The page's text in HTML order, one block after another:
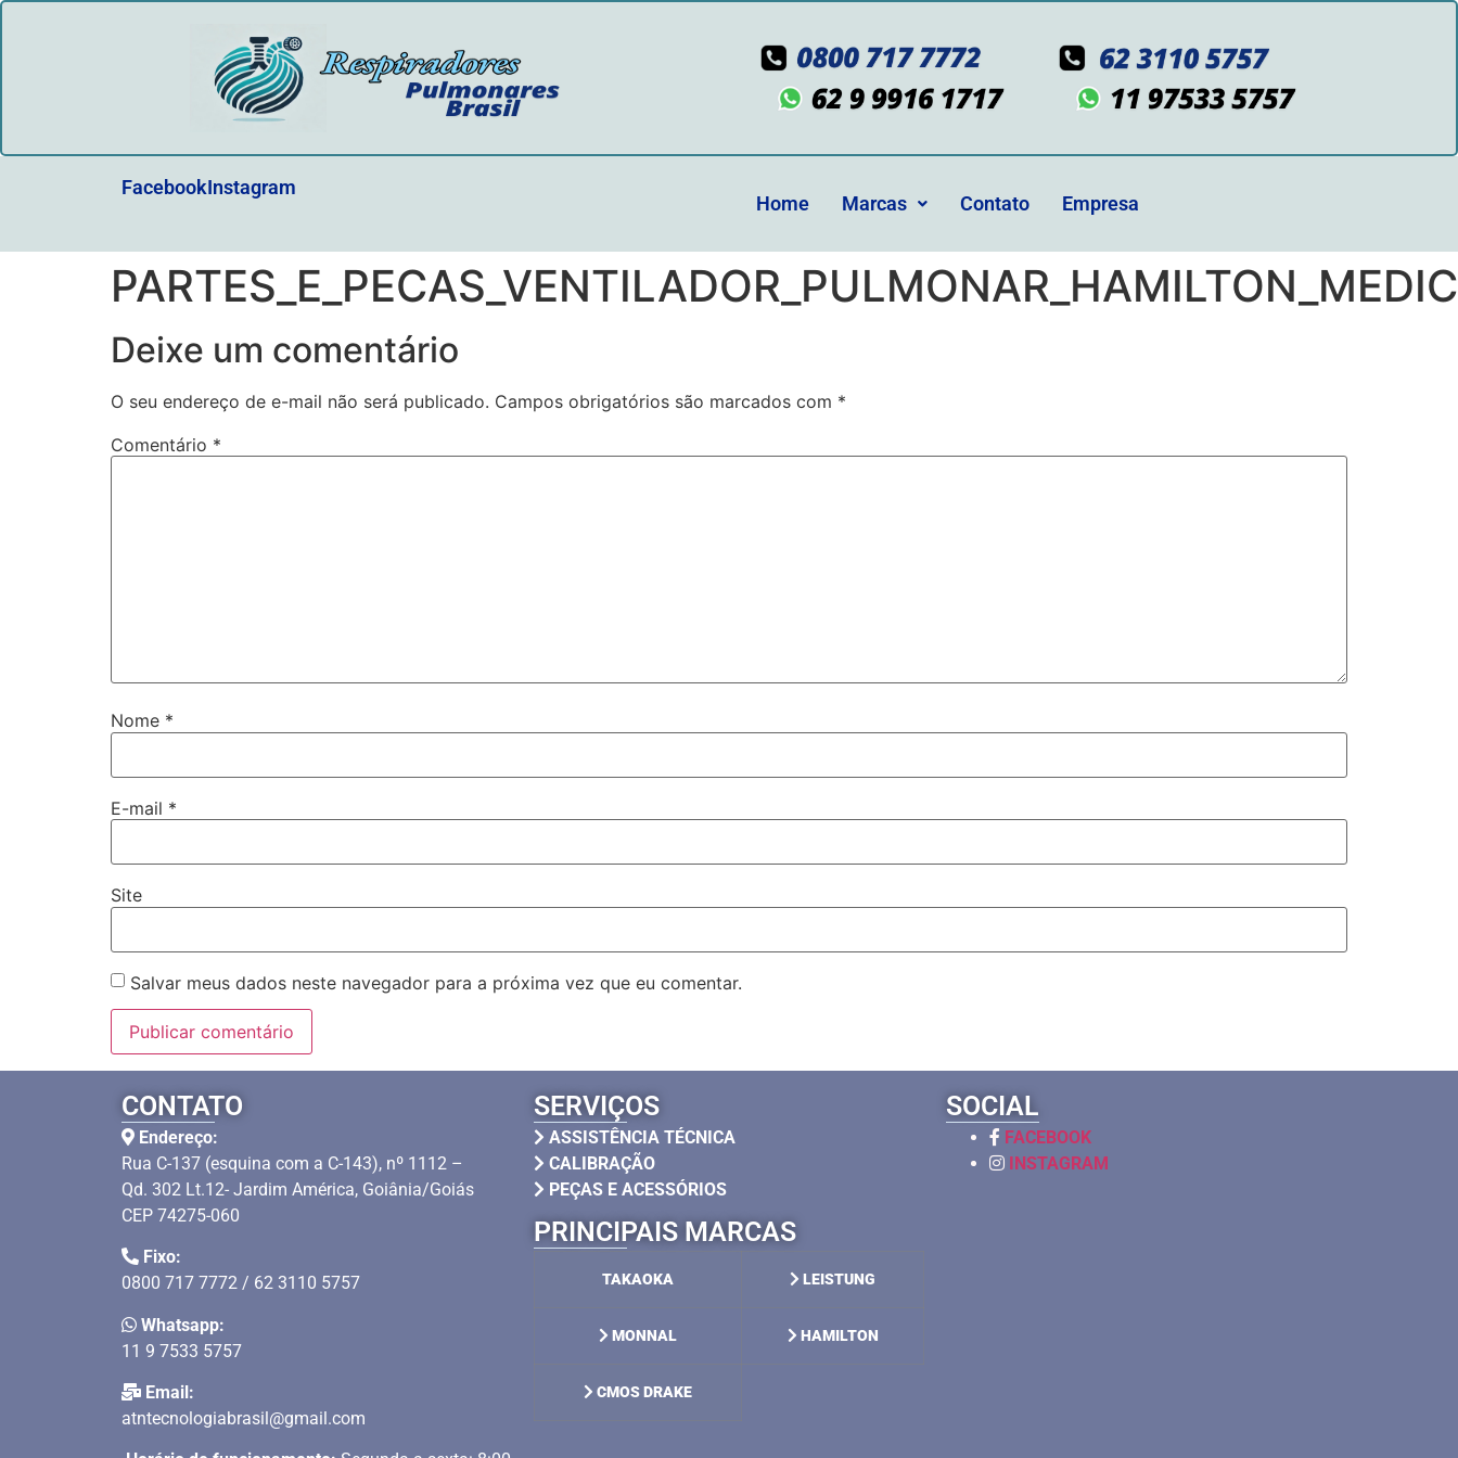
FacebookInstagram
Home Marcas Contato Empresa
Deixe um comentário
O seu endereço de e-mail não será publicado. Campos obrigatórios são marcados com *
Comentário *
Nome *
E-mail *
Site
Salvar meus dados neste navegador para a próxima vez que eu comentar.
CONTATO
Endereço:
Rua C-137 (esquina com a C-143), nº 1112 –
Qd. 302 Lt.12- Jardim América, Goiânia/Goiás
CEP 74275-060
Fixo:
0800 717 7772 / 62 3110 5757
Whatsapp:
11 9 7533 5757
Email:
atntecnologiabrasil@gmail.com
SERVIÇOS
ASSISTÊNCIA TÉCNICA
CALIBRAÇÃO
PEÇAS E ACESSÓRIOS
PRINCIPAIS MARCAS
TAKAOKA LEISTUNG
MONNAL HAMILTON
CMOS DRAKE
SOCIAL
FACEBOOK
INSTAGRAM